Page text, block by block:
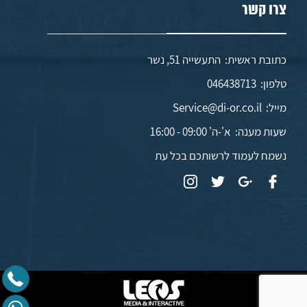
צרו קשר
כתובת ראשית: התעשייה 51, נשר
טלפון:046438713
מייל:Service@di-or.co.il
שעות מענה: א'-ה' 09:00 - 16:00
נשמח לעמוד לרשותכם בכל עת